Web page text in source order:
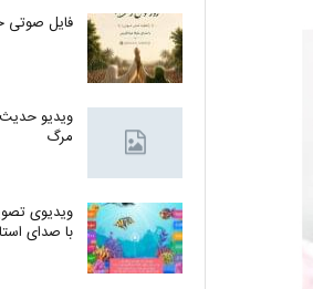
فایل صوتی
ویدیو حدیث
مرگ
ویدیوی
با صدای